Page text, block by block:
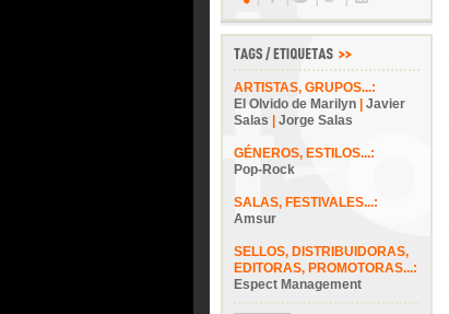
ARTISTAS, GRUPOS...:
El Olvido de Marilyn
Javier
Salas
Jorge Salas
GÉNEROS, ESTILOS...:
Pop-Rock
SALAS, FESTIVALES...:
Amsur
SELLOS, DISTRIBUIDORAS,
EDITORAS, PROMOTORAS...:
Espect Management